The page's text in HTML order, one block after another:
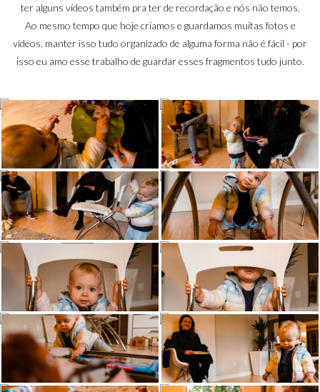
ter alguns vídeos também pra ter de recordação e nós não temos.
Ao mesmo tempo que hoje criamos e guardamos muitas fotos e
vídeos, manter isso tudo organizado de alguma forma não é fácil - por
isso eu amo esse trabalho de guardar esses fragmentos tudo junto.